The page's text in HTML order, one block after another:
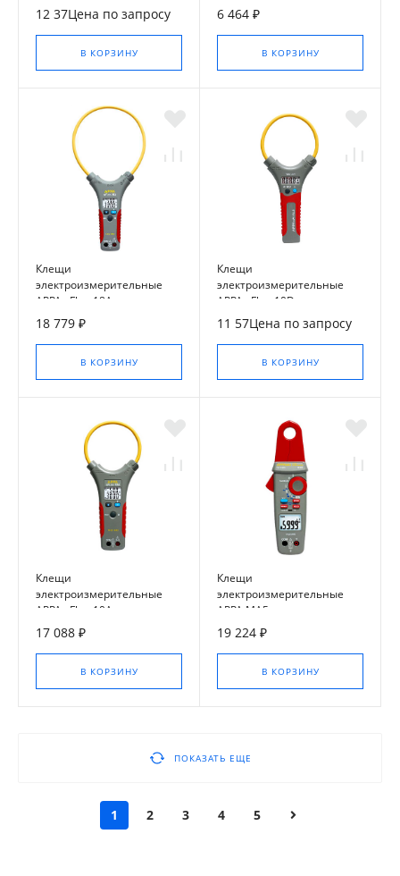
12 37Цена по запросу
В КОРЗИНУ
6 464 ₽
В КОРЗИНУ
Клещи
электроизмерительные
APPA sFlex-18A
18 779 ₽
В КОРЗИНУ
Клещи
электроизмерительные
APPA sFlex-10D
11 57Цена по запросу
В КОРЗИНУ
Клещи
электроизмерительные
APPA sFlex-10A
17 088 ₽
В КОРЗИНУ
Клещи
электроизмерительные
APPA MA5
19 224 ₽
В КОРЗИНУ
ПОКАЗАТЬ ЕЩЕ
1 2 3 4 5